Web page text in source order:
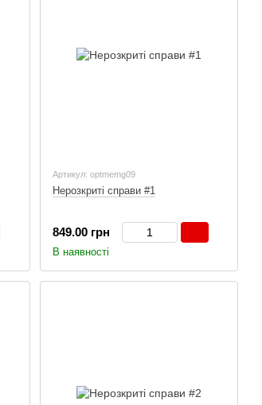
Артикул: optmemg09
Нерозкриті справи #1
849.00 грн
В наявності